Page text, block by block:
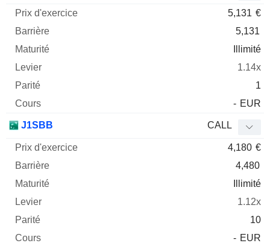
5,131 €
5,131
Illimité
1.14x
1
- EUR
J1SBB CALL
4,180 €
4,480
Illimité
1.12x
10
- EUR